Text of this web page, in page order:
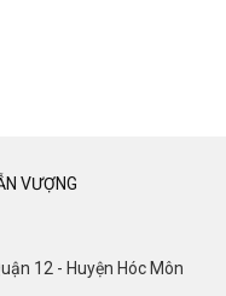
VƯỢNG
12 - Huyện Hóc Môn